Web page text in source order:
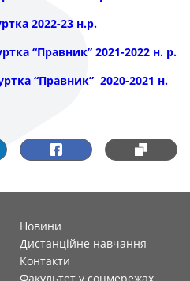
2022-23 н.р.
“Правник” 2021-2022 н. р.
“Правник” 2020-2021 н.
Новини
Дистанційне навчання
Контакти